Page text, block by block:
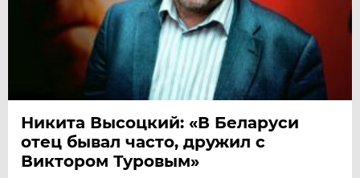
Никита Высоцкий: «В Беларуси
отец бывал часто, дружил с
Виктором Туровым»